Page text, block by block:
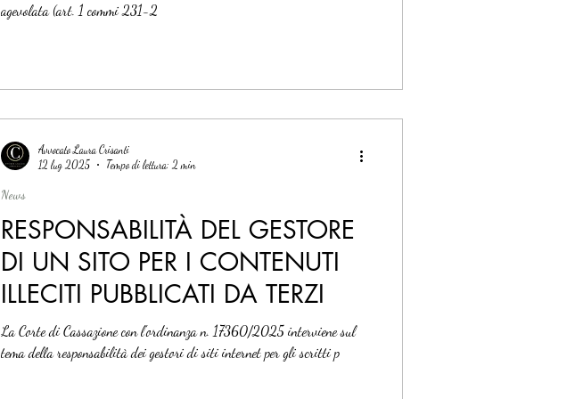
agevolata (art. 1 commi 231-2
RESPONSABILITÀ DEL GESTORE
DI UN SITO PER I CONTENUTI
ILLECITI PUBBLICATI DA TERZI
La Corte di Cassazione con l'ordinanza n. 17360/2025 interviene sul
tema della responsabilità dei gestori di siti internet per gli scritti p
News
Avvocato Laura Crisanti
12 lug 2025
Tempo di lettura: 2 min